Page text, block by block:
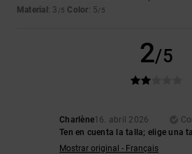
Material: 3 /5 Color: 5/5
2/5
Charlène16. abril 2026
Ten en cuenta la talla; elige una
Mostrar original - Français